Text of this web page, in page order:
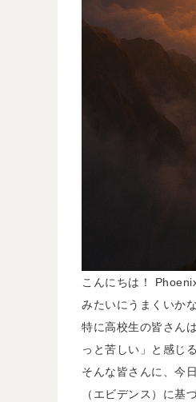
こんにちは！
みたいにうまくいか
特に高校生の皆さん
っと苦しい」と感じ
そんな皆さんに、今
（エビデンス）に基